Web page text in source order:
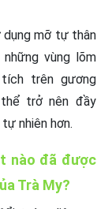
dụng mỡ tự thân
vùng lõm
trên gương
trở nên đầy
nhiên hơn.
nào đã được
Trà My?